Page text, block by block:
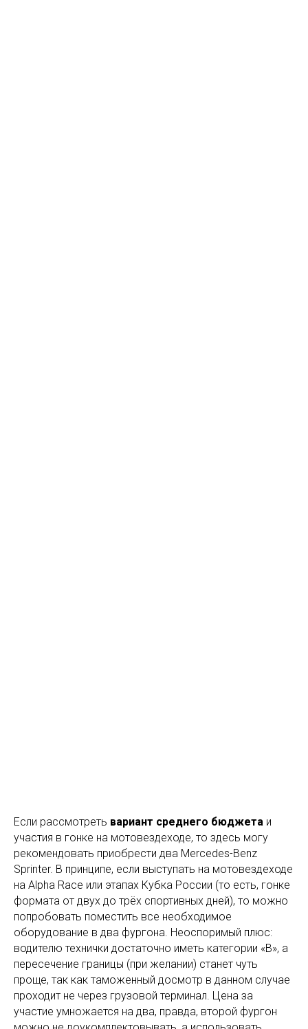
Если рассмотреть вариант среднего бюджета и
участия в гонке на мотовездеходе, то здесь могу
рекомендовать приобрести два Mercedes-Benz
Sprinter. В принципе, если выступать на мотовездеходе
на Alpha Race или этапах Кубка России (то есть, гонке
формата от двух до трёх спортивных дней), то можно
попробовать поместить все необходимое
оборудование в два фургона. Неоспоримый плюс:
водителю технички достаточно иметь категории «В», а
пересечение границы (при желании) станет чуть
проще, так как таможенный досмотр в данном случае
проходит не через грузовой терминал. Цена за
участие умножается на два, правда, второй фургон